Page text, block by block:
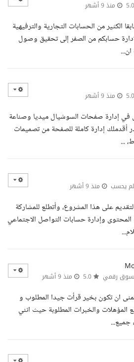
منذ 9 أشهر
الكثير من الحسابات التجارية والترفيهية
حسابكم من الصفر إلى تحقيق وصول
منذ 9 أشهر
في إدارة صفحات السوشيال ميديا وصناعة
من سنة 2019. هقدر أقدملك إدارة كاملة للصفحة من تصميمات
...
لم يحسب منذ 9 أشهر
على هذا المشروع، وأتطلع للمشاركة
وإدارة حسابات التواصل الاجتماعي
رقمي منذ 9 أشهر
ان تكون بخير قرأت جيدا المطلوب و
والخبرات المطلوبة حيث انني
جميع...